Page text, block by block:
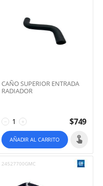
CAÑO SUPERIOR ENTRADA
RADIADOR
+
− $749
AÑADIR AL CARRITO
24527700GMC